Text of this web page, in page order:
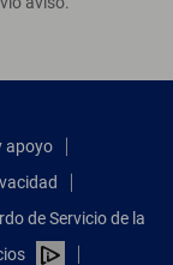
apoyo
de Servicio de la